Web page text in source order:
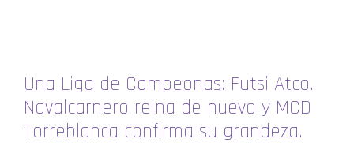
Una Liga de Campeonas: Futsi Atco.
Navalcarnero reina de nuevo y MCD
Torreblanca confirma su grandeza.